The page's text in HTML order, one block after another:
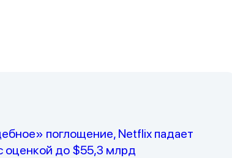
поглощение, Netflix падает
оценкой до $55,3 млрд